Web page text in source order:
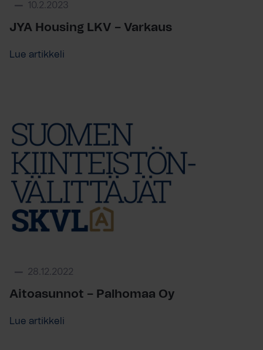
10.2.2023
JYA Housing LKV – Varkaus
Lue artikkeli
28.12.2022
Aitoasunnot – Palhomaa Oy
Lue artikkeli